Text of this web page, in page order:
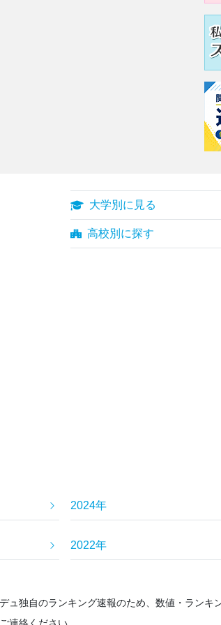
大学別に見る
高校別に探す
2024年
2022年
ュ独自のランキング速報のため、数値・ランキ